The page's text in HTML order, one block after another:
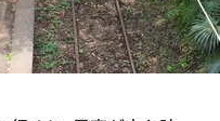
くと、電車が来た時